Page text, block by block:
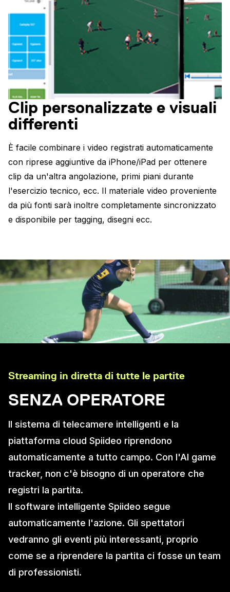
Clip personalizzate e visuali
differenti
È facile combinare i video registrati automaticamente
con riprese aggiuntive da iPhone/iPad per ottenere
clip da un'altra angolazione, primi piani durante
l'esercizio tecnico, ecc. Il materiale video proveniente
da più fonti sarà inoltre completamente sincronizzato
e disponibile per tagging, disegni ecc.
Streaming in diretta di tutte le partite
SENZA OPERATORE
Il sistema di telecamere intelligenti e la
piattaforma cloud Spiideo riprendono
automaticamente a tutto campo. Con l'AI game
tracker, non c'è bisogno di un operatore che
registri la partita.
Il software intelligente Spiideo segue
automaticamente l'azione. Gli spettatori
vedranno gli eventi più interessanti, proprio
come se a riprendere la partita ci fosse un team
di professionisti.